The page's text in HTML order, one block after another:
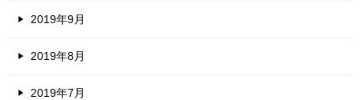
2019年9月
2019年8月
2019年7月